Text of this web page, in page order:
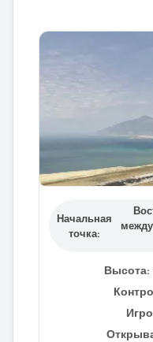
Начальная
точка:
Высота: